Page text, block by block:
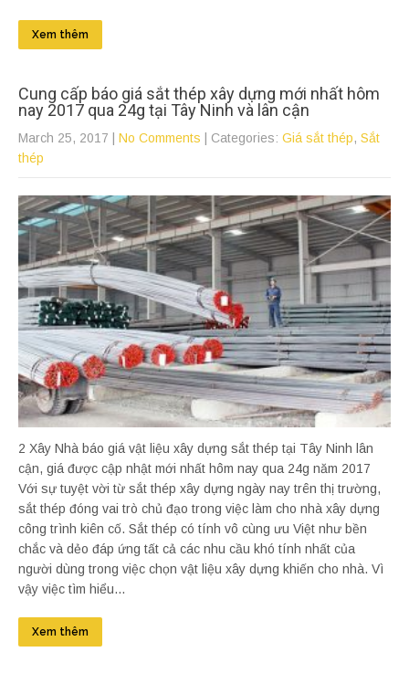
Xem thêm
Cung cấp báo giá sắt thép xây dựng mới nhất hôm
nay 2017 qua 24g tại Tây Ninh và lân cận
March 25, 2017 No Comments | Categories: Giá sắt thép, Sắt
thép
2 Xây Nhà báo giá vật liệu xây dựng sắt thép tại Tây Ninh lân
cận, giá được cập nhật mới nhất hôm nay qua 24g năm 2017
Với sự tuyệt vời từ sắt thép xây dựng ngày nay trên thị trường,
sắt thép đóng vai trò chủ đạo trong việc làm cho nhà xây dựng
công trình kiên cố. Sắt thép có tính vô cùng ưu Việt như bền
chắc và dẻo đáp ứng tất cả các nhu cầu khó tính nhất của
người dùng trong việc chọn vật liệu xây dựng khiến cho nhà. Vì
vậy việc tìm hiểu...
Xem thêm